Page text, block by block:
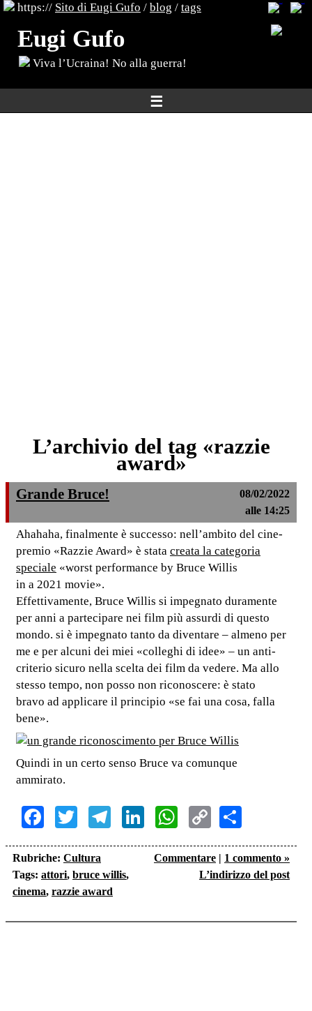
https:// Sito di Eugi Gufo / blog / tags
Eugi Gufo
Viva l’Ucraina! No alla guerra!
☰
L’archivio del tag «razzie
award»
Grande Bruce!
08/02/2022
alle 14:25
Ahahaha, finalmente è successo: nell’ambito del cine-
premio «Razzie Award» è stata creata la categoria
speciale «worst performance by Bruce Willis
in a 2021 movie».
Effettivamente, Bruce Willis si impegnato duramente
per anni a partecipare nei film più assurdi di questo
mondo. si è impegnato tanto da diventare – almeno per
me e per alcuni dei miei «colleghi di idee» – un anti-
criterio sicuro nella scelta dei film da vedere. Ma allo
stesso tempo, non posso non riconoscere: è stato
bravo ad applicare il principio «se fai una cosa, falla
bene».
Quindi in un certo senso Bruce va comunque
ammirato.
Facebook
TwitterTelegram
LinkedInWhatsApp
Copy
Link
Rubriche: Cultura
Tags: attori, bruce willis,
cinema, razzie award
Commentare | 1 commento »
L’indirizzo del post